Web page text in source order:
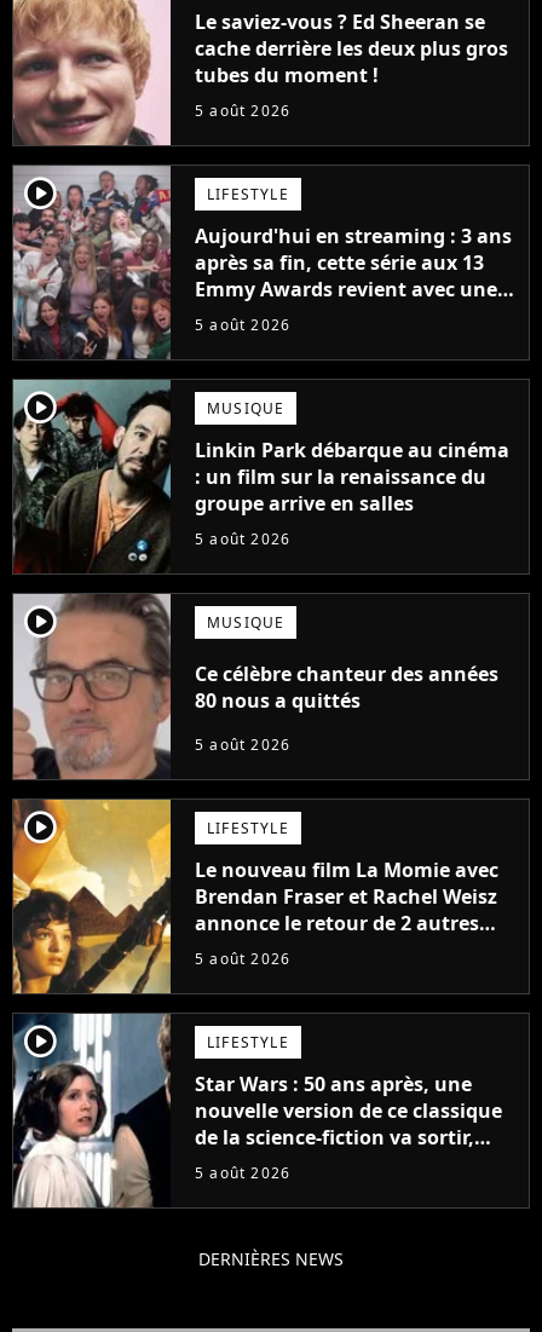
Le saviez-vous ? Ed Sheeran se
cache derrière les deux plus gros
tubes du moment !
5 août 2026
player2 LIFESTYLE
Aujourd'hui en streaming : 3 ans
après sa fin, cette série aux 13
Emmy Awards revient avec une
suite... totalement différente
5 août 2026
player2 MUSIQUE
Linkin Park débarque au cinéma
: un film sur la renaissance du
groupe arrive en salles
5 août 2026
player2 MUSIQUE
Ce célèbre chanteur des années
80 nous a quittés
5 août 2026
player2 LIFESTYLE
Le nouveau film La Momie avec
Brendan Fraser et Rachel Weisz
annonce le retour de 2 autres
personnages emblématiques de
5 août 2026
player2 LIFESTYLE
Star Wars : 50 ans après, une
nouvelle version de ce classique
de la science-fiction va sortir,
mais on ne la verra jamais en
5 août 2026
DERNIÈRES NEWS